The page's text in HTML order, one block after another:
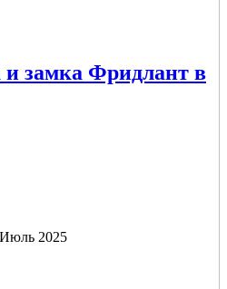
замка Фридлант в
2025